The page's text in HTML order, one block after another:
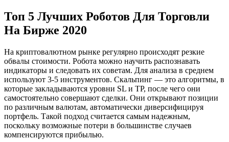
Топ 5 Лучших Роботов Для Торговли
На Бирже 2020
На криптовалютном рынке регулярно происходят резкие
обвалы стоимости. Робота можно научить распознавать
индикаторы и следовать их советам. Для анализа в среднем
используют 3-5 инструментов. Скальпинг — это алгоритмы, в
которые закладываются уровни SL и TP, после чего они
самостоятельно совершают сделки. Они открывают позиции
по различным валютам, автоматически диверсифицируя
портфель. Такой подход считается самым надежным,
поскольку возможные потери в большинстве случаев
компенсируются прибылью.